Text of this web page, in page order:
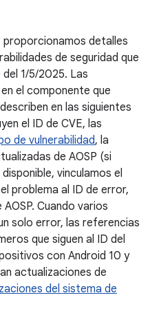
proporcionamos detalles
de seguridad que
1/5/2025. Las
el componente que
en las siguientes
el ID de CVE, las
de vulnerabilidad, la
de AOSP (si
vinculamos el
problema al ID de error,
Cuando varios
solo error, las referencias
que siguen al ID del
con Android 10 y
actualizaciones de
del sistema de